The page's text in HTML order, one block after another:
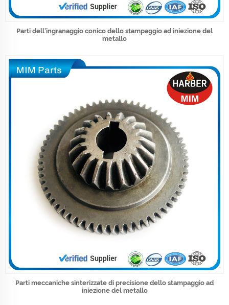
Parti dell'ingranaggio conico dello stampaggio ad iniezione del
metallo
Parti meccaniche sinterizzate di precisione dello stampaggio ad
iniezione del metallo